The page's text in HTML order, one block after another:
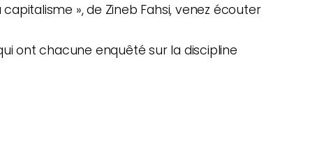
», de Zineb Fahsi, venez écouter
ont chacune enquêté sur la discipline